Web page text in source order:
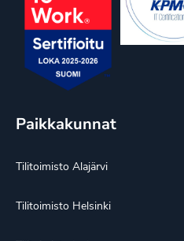
Paikkakunnat
Tilitoimisto Alajärvi
Tilitoimisto Helsinki